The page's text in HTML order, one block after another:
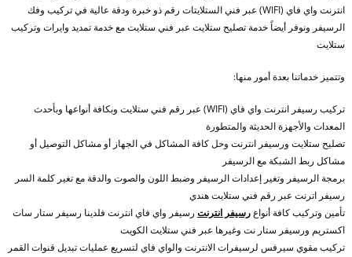
انترنت واي فاي (WIFI) عبر فني الستلايتات رقم ذو خبرة ودقة عالية في تركيب وفك
الرسيفر ونوفر أيضاً خدمة تصليح ستلايت عبر فني ستلايت مع خدمة تمديد وايرات وتركيب
ستلايت
وتتميز خدماتنا بعدة أمور منها:
تركيب رسيفر انترنت واي فاي (WIFI) عبر رقم فني ستلايت وبكافة أنواعها وبأحدث
المعدات والأجهزة الحديثة والمتطورة
تصليح ستلايت ورسيفر انترنت وحل كافة المشاكل في الجهاز أو مشاكل التوصيل أو
مشاكل ربط الشبكة مع الرسيفر
برمجة الرسيفر وتغير إعدادات الرسيفر وضبط اللون والصوت والدقة مع تغير كلمة السر
رسيفر اترنت عبر رقم فني ستلايت هندي
تأمين وتركيب كافة أنواعرسيفر انترنت رسيفر واي فاي انترنت فلدينا رسيفر ستار سات
اكستريم ورسيفر ستار نت وغيرها عبر فني ستلايت الكويت
تركيب مقوي سيرفس لرسيفرات الانترنت والواي فاي لتسريع عمليات تبديل قنوات القمر